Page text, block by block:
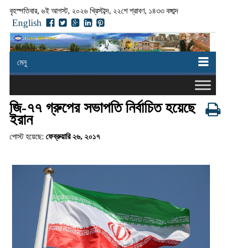
বৃহস্পতিবার, ৬ই আগস্ট, ২০২৬ খ্রিস্টাব্দ, ২২শে শ্রাবণ, ১৪৩৩ বঙ্গাব্দ
English
মেনু
জি-৭৭ গ্রুপের সভাপতি নির্বাচিত হয়েছে
ইরান
পোস্ট হয়েছে: ফেব্রুয়ারি ২৬, ২০১৭